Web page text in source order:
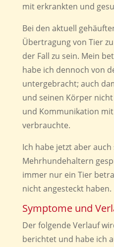
mit erkrankten und
Bei den aktuell
Übertragung von Tier
der Fall zu sein. Mein
habe ich dennoch von
untergebracht; auch
und seinen Körper
und Kommunikation
verbrauchte.
Ich habe jetzt aber
Mehrhundehaltern
immer nur ein Tier
nicht angesteckt haben.
Symptome und
Der folgende Verlauf
berichtet und habe ich